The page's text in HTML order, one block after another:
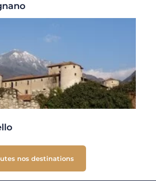
nos destinations